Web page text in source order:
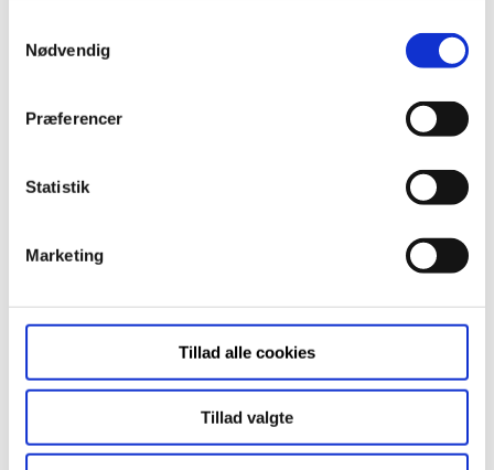
Nødvendig
Præferencer
Statistik
Marketing
Tillad alle cookies
Tillad valgte
såfremt man står opført i RKI
Airbnb ikke er tilladt
Se billeder